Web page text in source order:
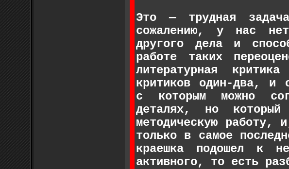
Это — трудная
сожалению, у нас
другого дела и
работе таких
литературная
критиков один-два, и
с которым можно
деталях, но который
методическую работу,
только в самое
краешка подошел к
активного, то есть